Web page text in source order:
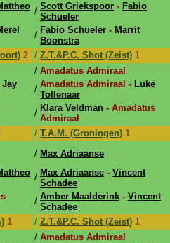
/ Scott Griekspoor - Fabio
Schueler
/ Fabio Schueler - Marrit
Boonstra
2 / Z.T.&P.C. Shot (Zeist) 1
/ Amadatus Admiraal
Jay
/ Amadatus Admiraal - Luke
Tollenaar
/ Klara Veldman - Amadatus
Admiraal
/ T.A.M. (Groningen) 1
/ Max Adriaanse
/ Max Adriaanse - Vincent
Schadee
/ Amber Maalderink - Vincent
Schadee
1 / Z.T.&P.C. Shot (Zeist) 1
/ Amadatus Admiraal